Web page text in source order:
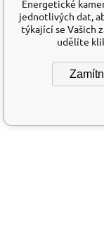
Energetické
jednotlivých dat,
týkající se Vašich
udělíte